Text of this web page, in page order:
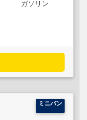
ガソリン
ミニバン